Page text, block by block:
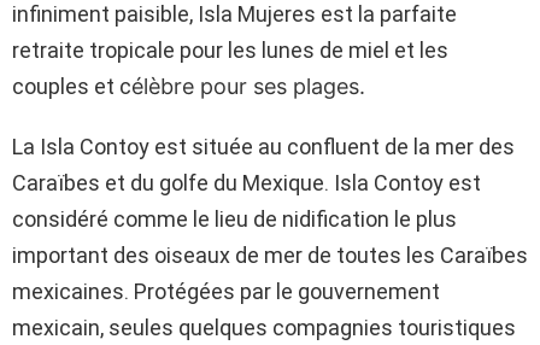
infiniment paisible, Isla Mujeres est la parfaite
retraite tropicale pour les lunes de miel et les
couples et célèbre pour ses plages.
La Isla Contoy est située au confluent de la mer des
Caraïbes et du golfe du Mexique. Isla Contoy est
considéré comme le lieu de nidification le plus
important des oiseaux de mer de toutes les Caraïbes
mexicaines. Protégées par le gouvernement
mexicain, seules quelques compagnies touristiques